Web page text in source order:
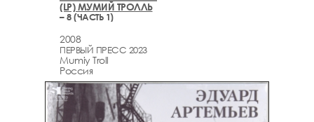
(LP) МУМИЙ ТРОЛЛЬ
– 8 (ЧАСТЬ 1)
2008
ПЕРВЫЙ ПРЕСС 2023
Mumiy Troll
Россия